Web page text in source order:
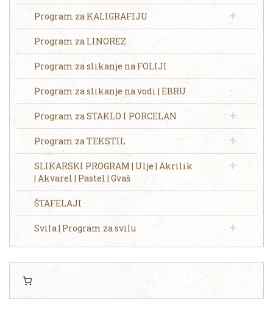
Program za KALIGRAFIJU
Program za LINOREZ
Program za slikanje na FOLIJI
Program za slikanje na vodi | EBRU
Program za STAKLO I PORCELAN
Program za TEKSTIL
SLIKARSKI PROGRAM | Ulje | Akrilik
| Akvarel | Pastel | Gvaš
ŠTAFELAJI
Svila | Program za svilu